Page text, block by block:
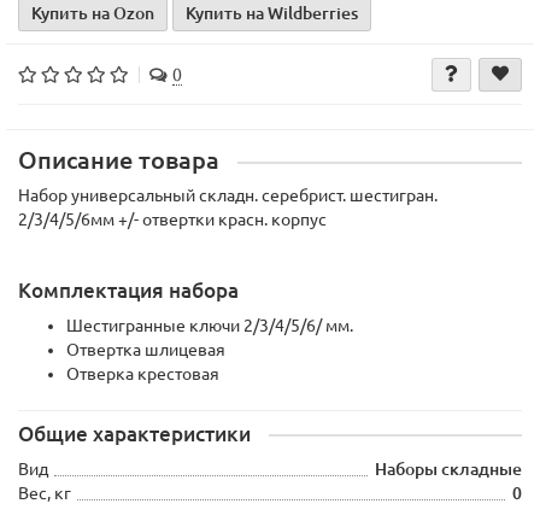
Купить на Ozon Купить на Wildberries
0
Описание товара
Набор универсальный складн. серебрист. шестигран.
2/3/4/5/6мм +/- отвертки красн. корпус
Комплектация набора
Шестигранные ключи 2/3/4/5/6/ мм.
Отвертка шлицевая
Отверка крестовая
Общие характеристики
Вид
Наборы складные
Вес, кг
0